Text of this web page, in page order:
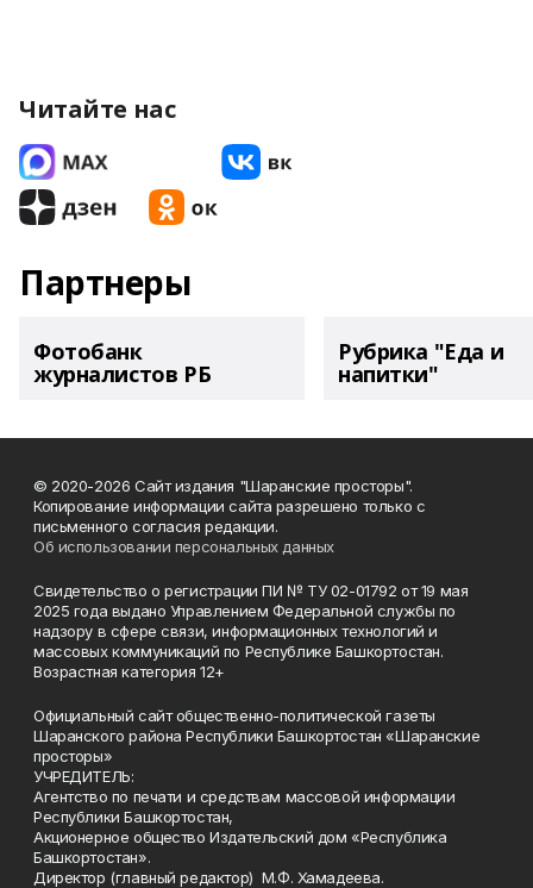
Читайте нас
Партнеры
Фотобанк
журналистов РБ
Рубрика "Еда и
напитки"
© 2020-2026 Сайт издания "Шаранские просторы".
Копирование информации сайта разрешено только с
письменного согласия редакции.
Об использовании персональных данных
Свидетельство о регистрации ПИ № ТУ 02-01792 от 19 мая
2025 года выдано Управлением Федеральной службы по
надзору в сфере связи, информационных технологий и
массовых коммуникаций по Республике Башкортостан.
Возрастная категория 12+
Официальный сайт общественно-политической газеты
Шаранского района Республики Башкортостан «Шаранские
просторы»
УЧРЕДИТЕЛЬ:
Агентство по печати и средствам массовой информации
Республики Башкортостан,
Акционерное общество Издательский дом «Республика
Башкортостан».
Директор (главный редактор) М.Ф. Хамадеева.